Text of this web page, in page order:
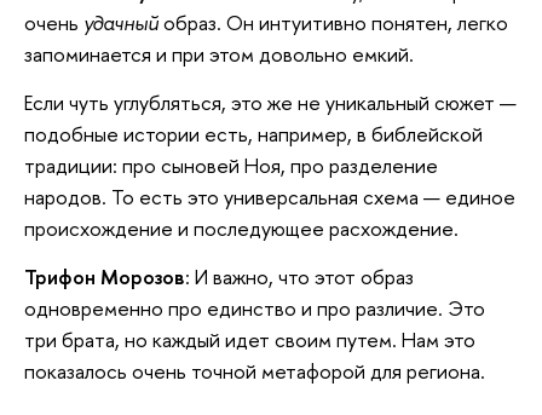
очень удачныйобраз. Он интуитивно понятен, легко
запоминается и при этом довольно емкий.
Если чуть углубляться, это же не уникальный сюжет —
подобные истории есть, например, в библейской
традиции: про сыновей Ноя, про разделение
народов. То есть это универсальная схема — единое
происхождение и последующее расхождение.
Трифон Морозов: И важно, что этот образ
одновременно про единство и про различие. Это
три брата, но каждый идет своим путем. Нам это
показалось очень точной метафорой для региона.